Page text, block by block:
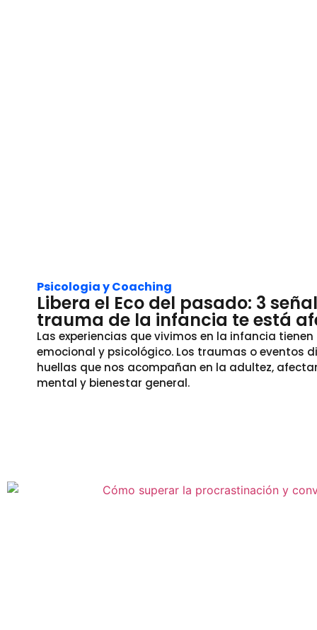
Psicologia y Coaching
Libera el Eco del pasado: 3
trauma de la infancia te está
Las experiencias que vivimos en la infancia
emocional y psicológico. Los traumas o eventos
huellas que nos acompañan en la adultez,
mental y bienestar general.